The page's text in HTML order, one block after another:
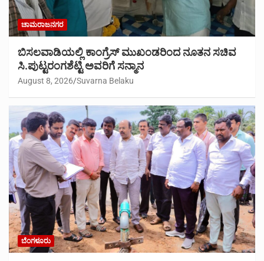
ಚಾಮರಾಜನಗರ
ಬಿಸಲವಾಡಿಯಲ್ಲಿ ಕಾಂಗ್ರೆಸ್ ಮುಖಂಡರಿಂದ ನೂತನ ಸಚಿವ
ಸಿ.ಪುಟ್ಟರಂಗಶೆಟ್ಟಿ ಅವರಿಗೆ ಸನ್ಮಾನ
August 8, 2026 Suvarna Belaku
ಬೆಂಗಳೂರು